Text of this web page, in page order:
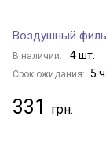
Воздушный
В наличии: 4 шт.
Срок ожидания: 5
331